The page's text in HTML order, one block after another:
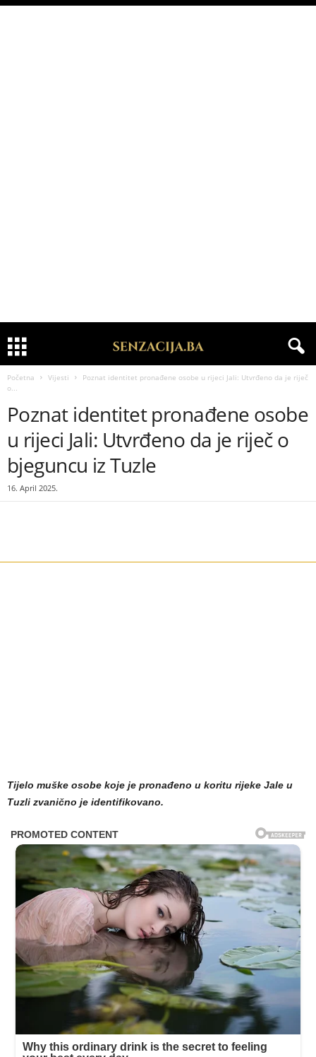
Početna Vijesti
Poznat identitet pronađene osobe u rijeci Jali: Utvrđeno da je riječ
o...
Poznat identitet pronađene osobe
u rijeci Jali: Utvrđeno da je riječ o
bjeguncu iz Tuzle
16. April 2025.
Tijelo muške osobe koje je pronađeno u koritu rijeke Jale u
Tuzli zvanično je identifikovano.